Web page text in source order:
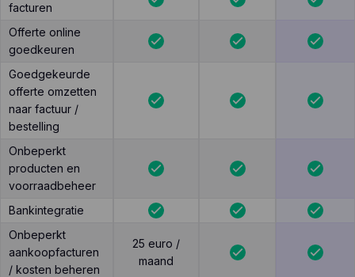
facturen
Offerte online
goedkeuren
Goedgekeurde
offerte omzetten
naar factuur /
bestelling
Onbeperkt
producten en
voorraadbeheer
Bankintegratie
Onbeperkt
aankoopfacturen
/ kosten beheren
25 euro /
maand